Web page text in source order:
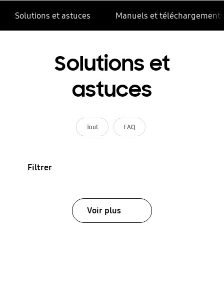
Solutions et astuces Manuels et téléchargements
Solutions et
astuces
Tout FAQ
Filtrer
Voir plus